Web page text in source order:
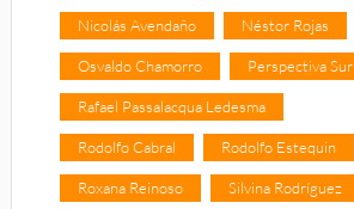
Nicolás Avendaño Néstor Rojas
Osvaldo Chamorro Perspectiva Sur
Rafael Passalacqua Ledesma
Rodolfo Cabral Rodolfo Estequin
Roxana Reinoso Silvina Rodríguez